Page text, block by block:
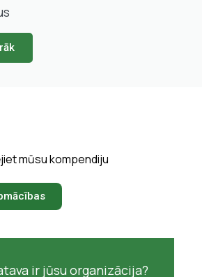
mūsu kompendiju
ir jūsu organizācija?